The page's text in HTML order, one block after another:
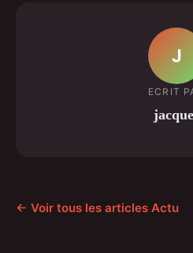
J
ECRIT
← Voir tous les articles Actu